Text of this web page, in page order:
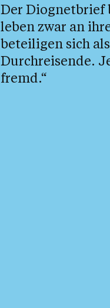
Der Diognetbrief
leben zwar an
beteiligen sich
Durchreisende.
fremd.“